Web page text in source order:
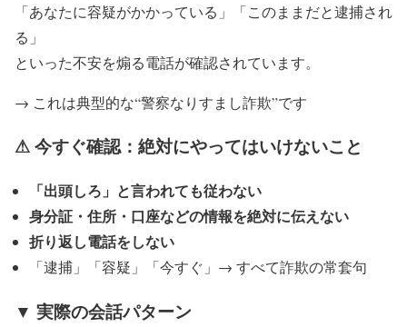
「あなたに容疑がかかっている」「このままだと逮捕され
る」
といった不安を煽る電話が確認されています。
→ これは典型的な“警察なりすまし詐欺”です
⚠ 今すぐ確認：絶対にやってはいけないこと
「出頭しろ」と言われても従わない
身分証・住所・口座などの情報を絶対に伝えない
折り返し電話をしない
「逮捕」「容疑」「今すぐ」→ すべて詐欺の常套句
▼ 実際の会話パターン